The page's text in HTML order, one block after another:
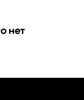
нет